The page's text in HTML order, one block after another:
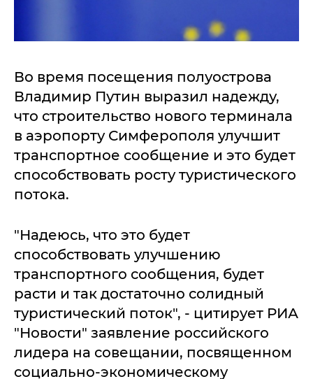
Во время посещения полуострова
Владимир Путин выразил надежду,
что строительство нового терминала
в аэропорту Симферополя улучшит
транспортное сообщение и это будет
способствовать росту туристического
потока.
"Надеюсь, что это будет
способствовать улучшению
транспортного сообщения, будет
расти и так достаточно солидный
туристический поток", - цитирует РИА
"Новости" заявление российского
лидера на совещании, посвященном
социально-экономическому